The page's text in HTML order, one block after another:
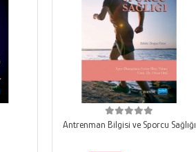
Antrenman Bilgisi ve Sporcu Sağlığı